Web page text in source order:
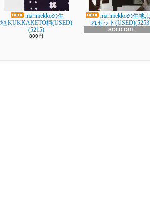
marimekkoの生
地,KUKKAKETO柄(USED)
(5215)
800円
marimekkoの生地,
れセット
SOLD OUT